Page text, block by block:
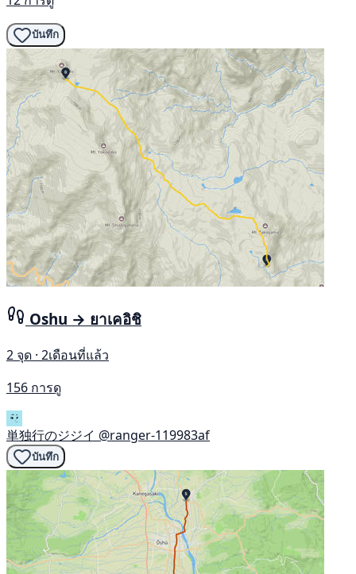
บันทึก
Oshu → ยาเคอิชิ
2 จุด · 2เดือนที่แล้ว
156 การดู
単独行のジジイ @ranger-119983af
บันทึก